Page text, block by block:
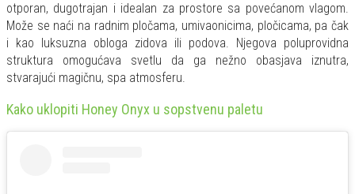
otporan, dugotrajan i idealan za prostore sa povećanom vlagom.
Može se naći na radnim pločama, umivaonicima, pločicama, pa čak
i kao luksuzna obloga zidova ili podova. Njegova poluprovidna
struktura omogućava svetlu da ga nežno obasjava iznutra,
stvarajući magičnu, spa atmosferu.
Kako uklopiti Honey Onyx u sopstvenu paletu